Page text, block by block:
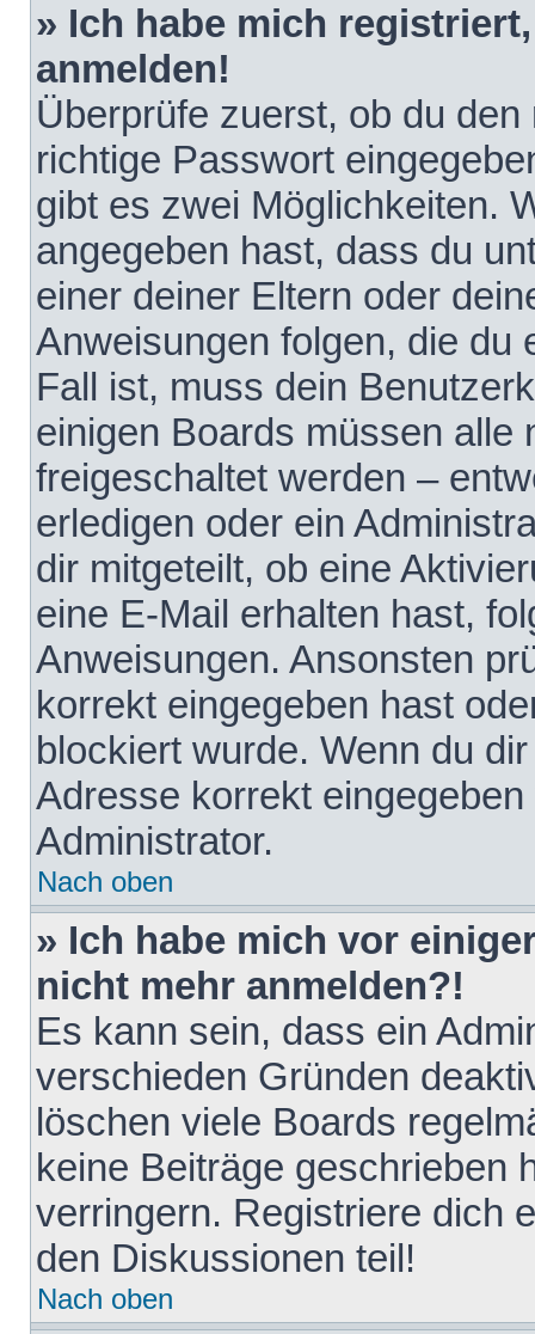
» Ich habe mich
anmelden!
Überprüfe zuerst, ob du
richtige Passwort
gibt es zwei Möglichkeiten.
angegeben hast, dass du
einer deiner Eltern oder
Anweisungen folgen, die du
Fall ist, muss dein
einigen Boards müssen alle
freigeschaltet werden –
erledigen oder ein
dir mitgeteilt, ob eine
eine E-Mail erhalten hast,
Anweisungen. Ansonsten
korrekt eingegeben hast
blockiert wurde. Wenn du
Adresse korrekt
Administrator.
Nach oben
» Ich habe mich vor
nicht mehr anmelden?!
Es kann sein, dass ein
verschieden Gründen
löschen viele Boards
keine Beiträge geschrieben
verringern. Registriere dich
den Diskussionen teil!
Nach oben